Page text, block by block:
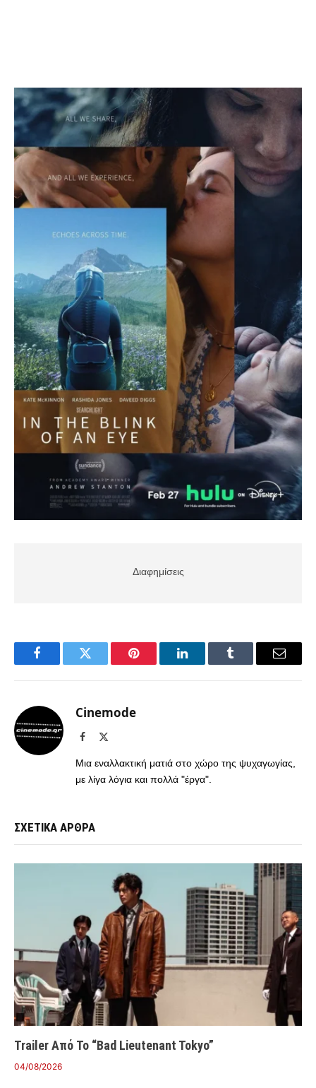
Διαφημίσεις
FacebookTwitter Pinterest LinkedInTumblr Email
Cinemode
Facebook
Μια εναλλακτική ματιά στο χώρο της ψυχαγωγίας,
με λίγα λόγια και πολλά "έργα".
ΣΧΕΤΙΚΑ ΑΡΘΡΑ
Trailer Από Το “Bad Lieutenant Tokyo”
04/08/2026